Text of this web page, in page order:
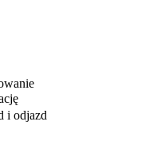
i odjazd